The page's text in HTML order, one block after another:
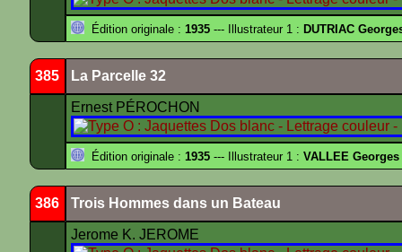
Édition originale : 1935 --- Illustrateur 1 : DUTRIAC
385 La Parcelle 32
Ernest PÉROCHON
Édition originale : 1935 --- Illustrateur 1 : VALLEE Georges
386 Trois Hommes dans un Bateau
Jerome K. JEROME